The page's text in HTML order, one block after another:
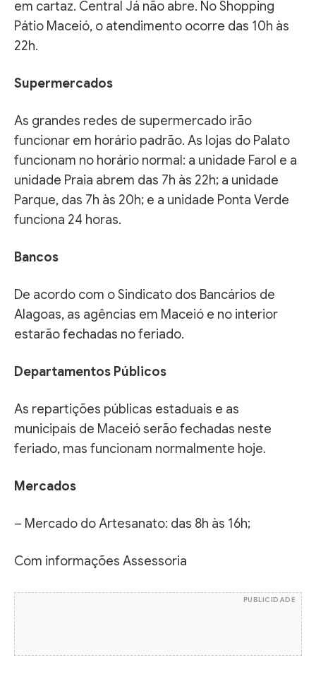
em cartaz. Central Já não abre. No Shopping
Pátio Maceió, o atendimento ocorre das 10h às
22h.
Supermercados
As grandes redes de supermercado irão
funcionar em horário padrão. As lojas do Palato
funcionam no horário normal: a unidade Farol e a
unidade Praia abrem das 7h às 22h; a unidade
Parque, das 7h às 20h; e a unidade Ponta Verde
funciona 24 horas.
Bancos
De acordo com o Sindicato dos Bancários de
Alagoas, as agências em Maceió e no interior
estarão fechadas no feriado.
Departamentos Públicos
As repartições públicas estaduais e as
municipais de Maceió serão fechadas neste
feriado, mas funcionam normalmente hoje.
Mercados
– Mercado do Artesanato: das 8h às 16h;
Com informações Assessoria
PUBLICIDADE